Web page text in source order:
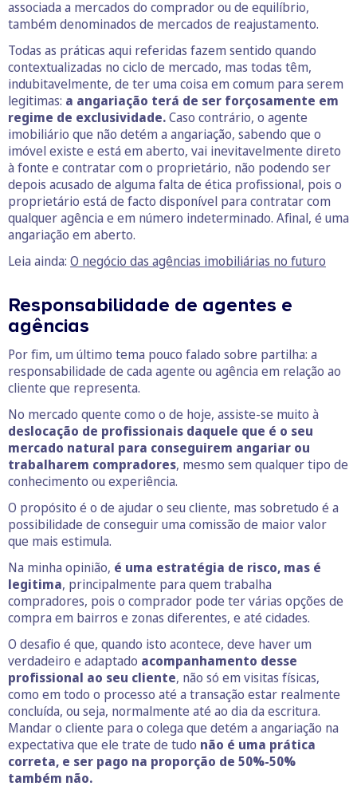
associada a mercados do comprador ou de equilíbrio,
também denominados de mercados de reajustamento.
Todas as práticas aqui referidas fazem sentido quando
contextualizadas no ciclo de mercado, mas todas têm,
indubitavelmente, de ter uma coisa em comum para serem
legitimas: a angariação terá de ser forçosamente em
regime de exclusividade.Caso contrário, o agente
imobiliário que não detém a angariação, sabendo que o
imóvel existe e está em aberto, vai inevitavelmente direto
à fonte e contratar com o proprietário, não podendo ser
depois acusado de alguma falta de ética profissional, pois o
proprietário está de facto disponível para contratar com
qualquer agência e em número indeterminado. Afinal, é uma
angariação em aberto.
Leia ainda: O negócio das agências imobiliárias no futuro
Responsabilidade de agentes e
agências
Por fim, um último tema pouco falado sobre partilha: a
responsabilidade de cada agente ou agência em relação ao
cliente que representa.
No mercado quente como o de hoje, assiste-se muito à
deslocação de profissionais daquele que é o seu
mercado natural para conseguirem angariar ou
trabalharem compradores, mesmo sem qualquer tipo de
conhecimento ou experiência.
O propósito é o de ajudar o seu cliente, mas sobretudo é a
possibilidade de conseguir uma comissão de maior valor
que mais estimula.
Na minha opinião, é uma estratégia de risco, mas é
legitima, principalmente para quem trabalha
compradores, pois o comprador pode ter várias opções de
compra em bairros e zonas diferentes, e até cidades.
O desafio é que, quando isto acontece, deve haver um
verdadeiro e adaptado acompanhamento desse
profissional ao seu cliente, não só em visitas físicas,
como em todo o processo até a transação estar realmente
concluída, ou seja, normalmente até ao dia da escritura.
Mandar o cliente para o colega que detém a angariação na
expectativa que ele trate de tudo não é uma prática
correta, e ser pago na proporção de 50%-50%
também não.